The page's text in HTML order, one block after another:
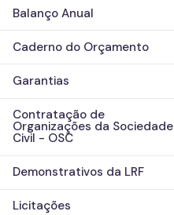
Balanço Anual
Caderno do Orçamento
Garantias
Contratação de
Organizações da Sociedade
Civil - OSC
Demonstrativos da LRF
Licitações